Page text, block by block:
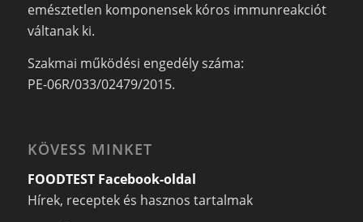
emésztetlen komponensek kóros immunreakciót
váltanak ki.
Szakmai működési engedély száma:
PE-06R/033/02479/2015.
KÖVESS MINKET
FOODTEST Facebook-oldal
Hírek, receptek és hasznos tartalmak